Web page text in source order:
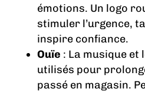
émotions. Un logo
stimuler l’urgence,
inspire confiance.
Ouïe : La musique et
utilisés pour
passé en magasin.